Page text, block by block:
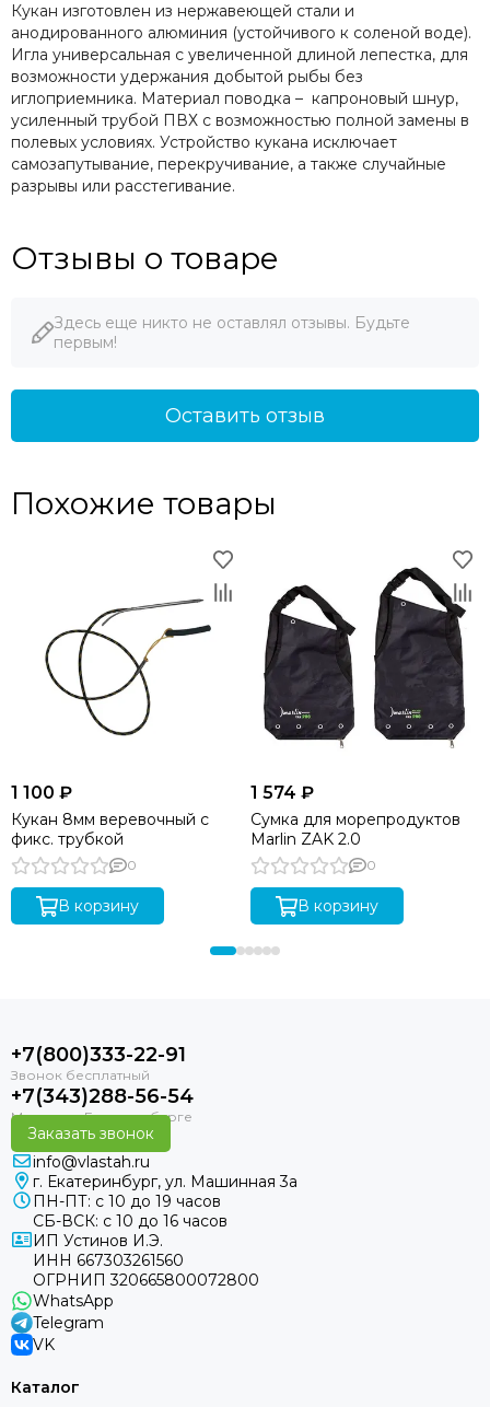
Кукан изготовлен из нержавеющей стали и
анодированного алюминия (устойчивого к соленой воде).
Игла универсальная с увеличенной длиной лепестка, для
возможности удержания добытой рыбы без
иглоприемника. Материал поводка – капроновый шнур,
усиленный трубой ПВХ с возможностью полной замены в
полевых условиях. Устройство кукана исключает
самозапутывание, перекручивание, а также случайные
разрывы или расстегивание.
Отзывы о товаре
Здесь еще никто не оставлял отзывы. Будьте
первым!
Оставить отзыв
Похожие товары
1 100 ₽
Кукан 8мм веревочный с
фикс. трубкой
0
В корзину
1 574 ₽
Сумка для морепродуктов
Marlin ZAK 2.0
0
В корзину
+7(800)333-22-91
+7(343)288-56-54
Заказать звонок
info@vlastah.ru
г. Екатеринбург, ул. Машинная 3а
ПН-ПТ: с 10 до 19 часов
СБ-ВСК: с 10 до 16 часов
ИП Устинов И.Э.
ИНН 667303261560
ОГРНИП 320665800072800
WhatsApp
Telegram
VK
Каталог